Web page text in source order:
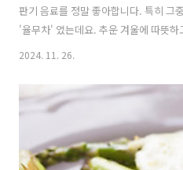
판기 음료를 정말 좋아합니다. 특히 그
'율무차' 였는데요. 추운 겨울에 따뜻
이면 다시 일할 힘이 나곤 하였습니다.
좋다율무에는 '코익세노라이드' 라는
니다. 이 성분은 피부의 대사를 원환하
질을 제거하여주며 침착된 피부의 색
만들어주는 효과가 있습니다. 2. 혈관
으로 많이 함유하고 있습니다. 비타민
2024. 11. 26.